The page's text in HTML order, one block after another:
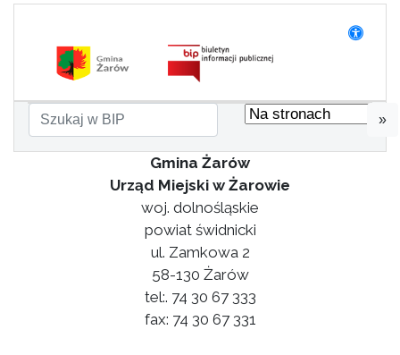
»
Gmina Żarów
Urząd Miejski w Żarowie
woj. dolnośląskie
powiat świdnicki
ul. Zamkowa 2
58-130 Żarów
tel:. 74 30 67 333
fax: 74 30 67 331